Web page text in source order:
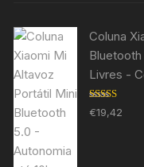
Coluna
Livres -
Avaliação
5.00de 5
€19,42